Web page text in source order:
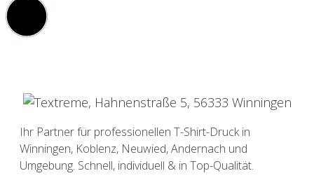
Ihr Partner für professionellen T-Shirt-Druck in
Winningen, Koblenz, Neuwied, Andernach und
Umgebung. Schnell, individuell & in Top-Qualität.